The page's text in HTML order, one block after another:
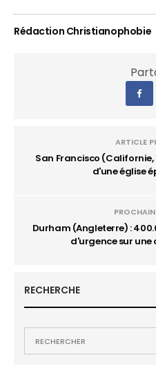
Rédaction Christianophobie
ARTICLE
San Francisco
d'une église
Durham (Angleterre) :
d'urgence sur une
RECHERCHE